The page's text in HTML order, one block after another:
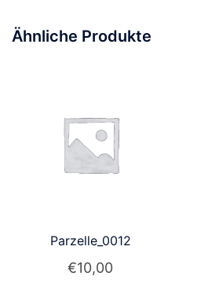
Ähnliche Produkte
Parzelle_0012
€10,00